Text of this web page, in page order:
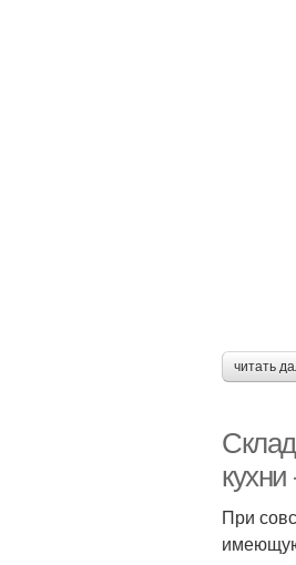
читать
При